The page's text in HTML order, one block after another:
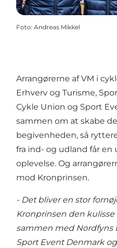
Foto: Andreas Mikkel
Arrangørerne af VM i
Erhverv og Turisme,
Cykle Union og Sport
sammen om at skabe
begivenheden, så
fra ind- og udland får
oplevelse. Og
mod Kronprinsen.
- Det bliver en stor
Kronprinsen den
sammen med Nordfyns
Sport Event Denmark